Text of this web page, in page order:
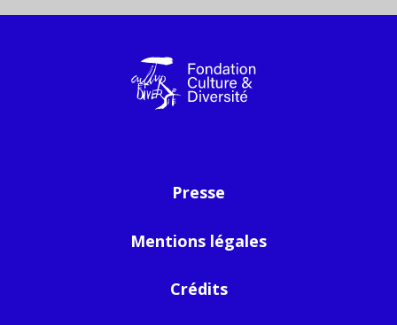
Presse
Mentions légales
Crédits